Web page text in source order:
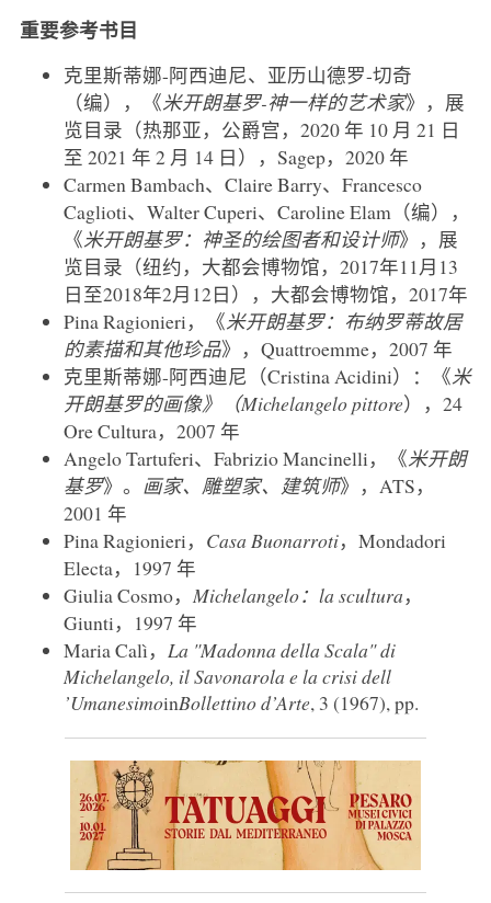
重要参考书目
克里斯蒂娜-阿西迪尼、亚历山德罗-切奇
（编），《米开朗基罗-神一样的艺术家》，展
览目录（热那亚，公爵宫，2020 年 10 月 21 日
至 2021 年 2 月 14 日），Sagep，2020 年
Carmen Bambach、Claire Barry、Francesco
Caglioti、Walter Cuperi、Caroline Elam（编），
《米开朗基罗：神圣的绘图者和设计师》，展
览目录（纽约，大都会博物馆，2017年11月13
日至2018年2月12日），大都会博物馆，2017年
Pina Ragionieri，《米开朗基罗：布纳罗蒂故居
的素描和其他珍品》，Quattroemme，2007 年
克里斯蒂娜-阿西迪尼（Cristina Acidini）：《米
开朗基罗的画像》（Michelangelo pittore），24
Ore Cultura，2007 年
Angelo Tartuferi、Fabrizio Mancinelli，《米开朗
基罗》。 画家、雕塑家、建筑师》，ATS，
2001 年
Pina Ragionieri， Casa Buonarroti，Mondadori
Electa，1997 年
Giulia Cosmo， Michelangelo：la scultura，
Giunti，1997 年
Maria Calì， La "Madonna della Scala" di
Michelangelo, il Savonarola e la crisidell
’UmanesimoinBollettino d’Arte, 3 (1967), pp.